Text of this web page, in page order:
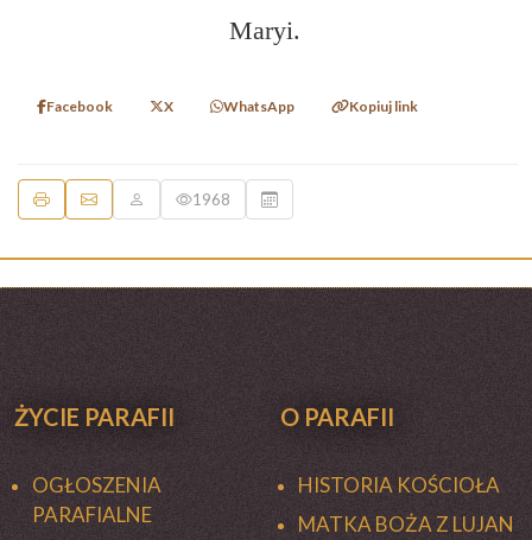
Maryi.
Facebook X WhatsApp Kopiuj link
1968
ŻYCIE PARAFII
OGŁOSZENIA
PARAFIALNE
O PARAFII
HISTORIA KOŚCIOŁA
MATKA BOŻA Z LUJAN